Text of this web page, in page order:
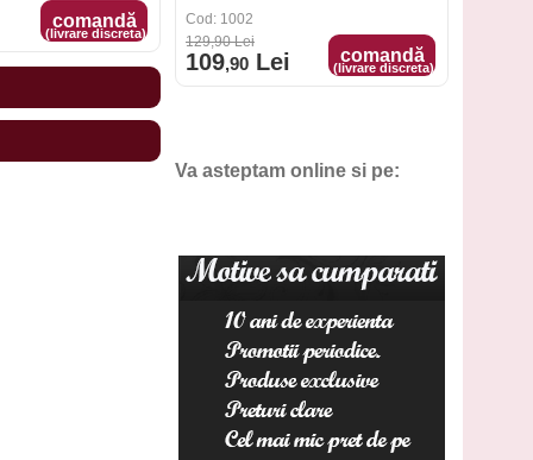
comandă
(livrare discreta)
Cod: 1009
99,90Lei
86,90Lei comandă
(livrare discreta)
Pachetul Breast Actives
Cod: 1018
,90Lei
Lei comandă
Va asteptam online si pe: